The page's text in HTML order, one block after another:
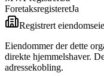
ForetaksregisteretJa
Registrert
Eiendommer der dette
direkte hjemmelshaver.
adressekobling.